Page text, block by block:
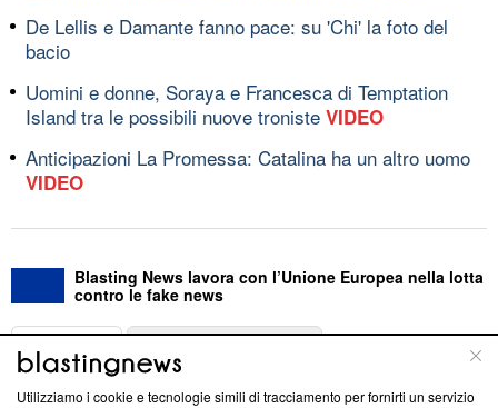
De Lellis e Damante fanno pace: su 'Chi' la foto del
bacio
Uomini e donne, Soraya e Francesca di Temptation
Island tra le possibili nuove troniste VIDEO
Anticipazioni La Promessa: Catalina ha un altro uomo
VIDEO
Blasting News lavora con l’Unione Europea nella lotta
contro le fake news
ABOUT
Utilizziamo i cookie e tecnologie simili di tracciamento per fornirti un servizio